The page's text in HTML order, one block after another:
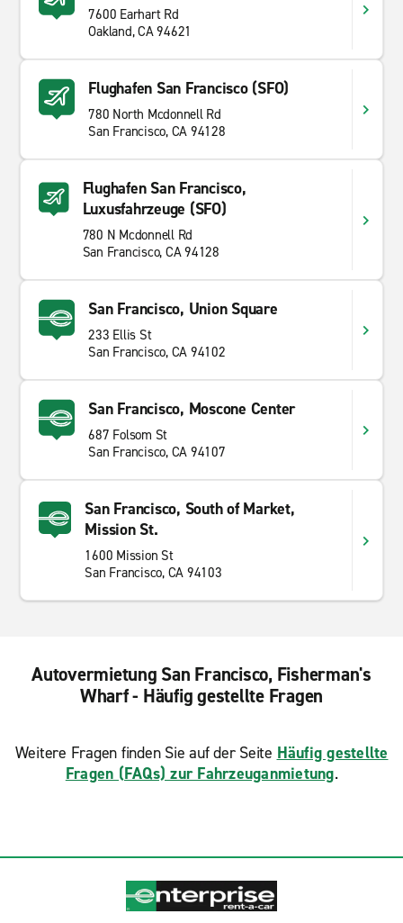
7600 Earhart Rd
Oakland, CA 94621
Flughafen San Francisco (SFO)
780 North Mcdonnell Rd
San Francisco, CA 94128
Flughafen San Francisco,
Luxusfahrzeuge (SFO)
780 N Mcdonnell Rd
San Francisco, CA 94128
San Francisco, Union Square
233 Ellis St
San Francisco, CA 94102
San Francisco, Moscone Center
687 Folsom St
San Francisco, CA 94107
San Francisco, South of Market,
Mission St.
1600 Mission St
San Francisco, CA 94103
Autovermietung San Francisco, Fisherman's
Wharf - Häufig gestellte Fragen
Weitere Fragen finden Sie auf der Seite Häufig gestellte
Fragen (FAQs) zur Fahrzeuganmietung.